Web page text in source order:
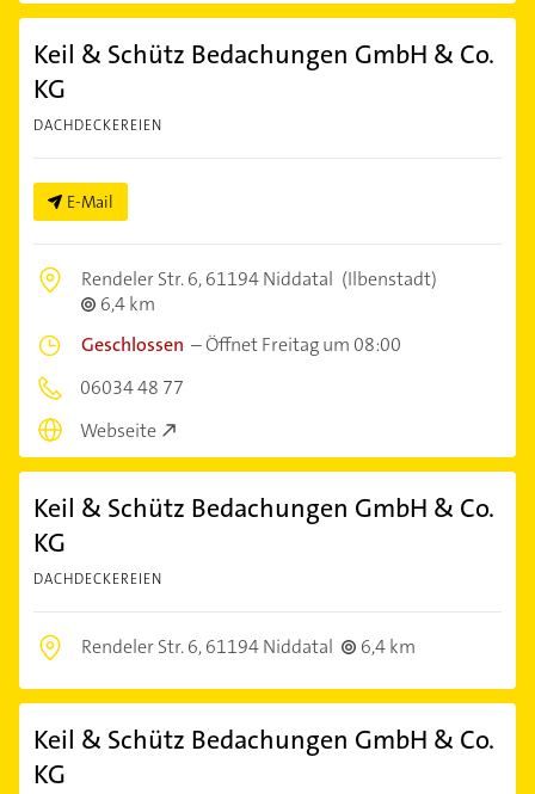
Keil & Schütz Bedachungen GmbH & Co.
KG
DACHDECKEREIEN
E-Mail
Rendeler Str. 6,61194 Niddatal (Ilbenstadt)
6,4 km
Geschlossen –Öffnet Freitag um 08:00
06034 48 77
Webseite
Keil & Schütz Bedachungen GmbH & Co.
KG
DACHDECKEREIEN
Rendeler Str. 6,61194 Niddatal 6,4 km
Keil & Schütz Bedachungen GmbH & Co.
KG